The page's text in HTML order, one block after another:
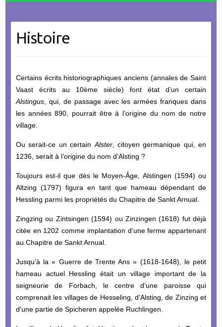
Histoire
Certains écrits historiographiques anciens (annales de Saint
Vaast écrits au 10ème siècle) font état d’un certain
Alstingus, qui, de passage avec les armées franques dans
les années 890, pourrait être à l’origine du nom de notre
village.
Ou serait-ce un certain Alster, citoyen germanique qui, en
1236, serait à l’origine du nom d’Alsting ?
Toujours est-il que dès le Moyen-Âge, Alstingen (1594) ou
Altzing (1797) figura en tant que hameau dépendant de
Hessling parmi les propriétés du Chapitre de Sankt Arnual.
Zingzing ou Zintsingen (1594) ou Zinzingen (1618) fut déjà
citée en 1202 comme implantation d’une ferme appartenant
au Chapitre de Sankt Arnual.
Jusqu’à la « Guerre de Trente Ans » (1618-1648), le petit
hameau actuel Hessling était un village important de la
seigneurie de Forbach, le centre d’une paroisse qui
comprenait les villages de Hesseling, d’Alsting, de Zinzing et
d’une partie de Spicheren appelée Ruchlingen.